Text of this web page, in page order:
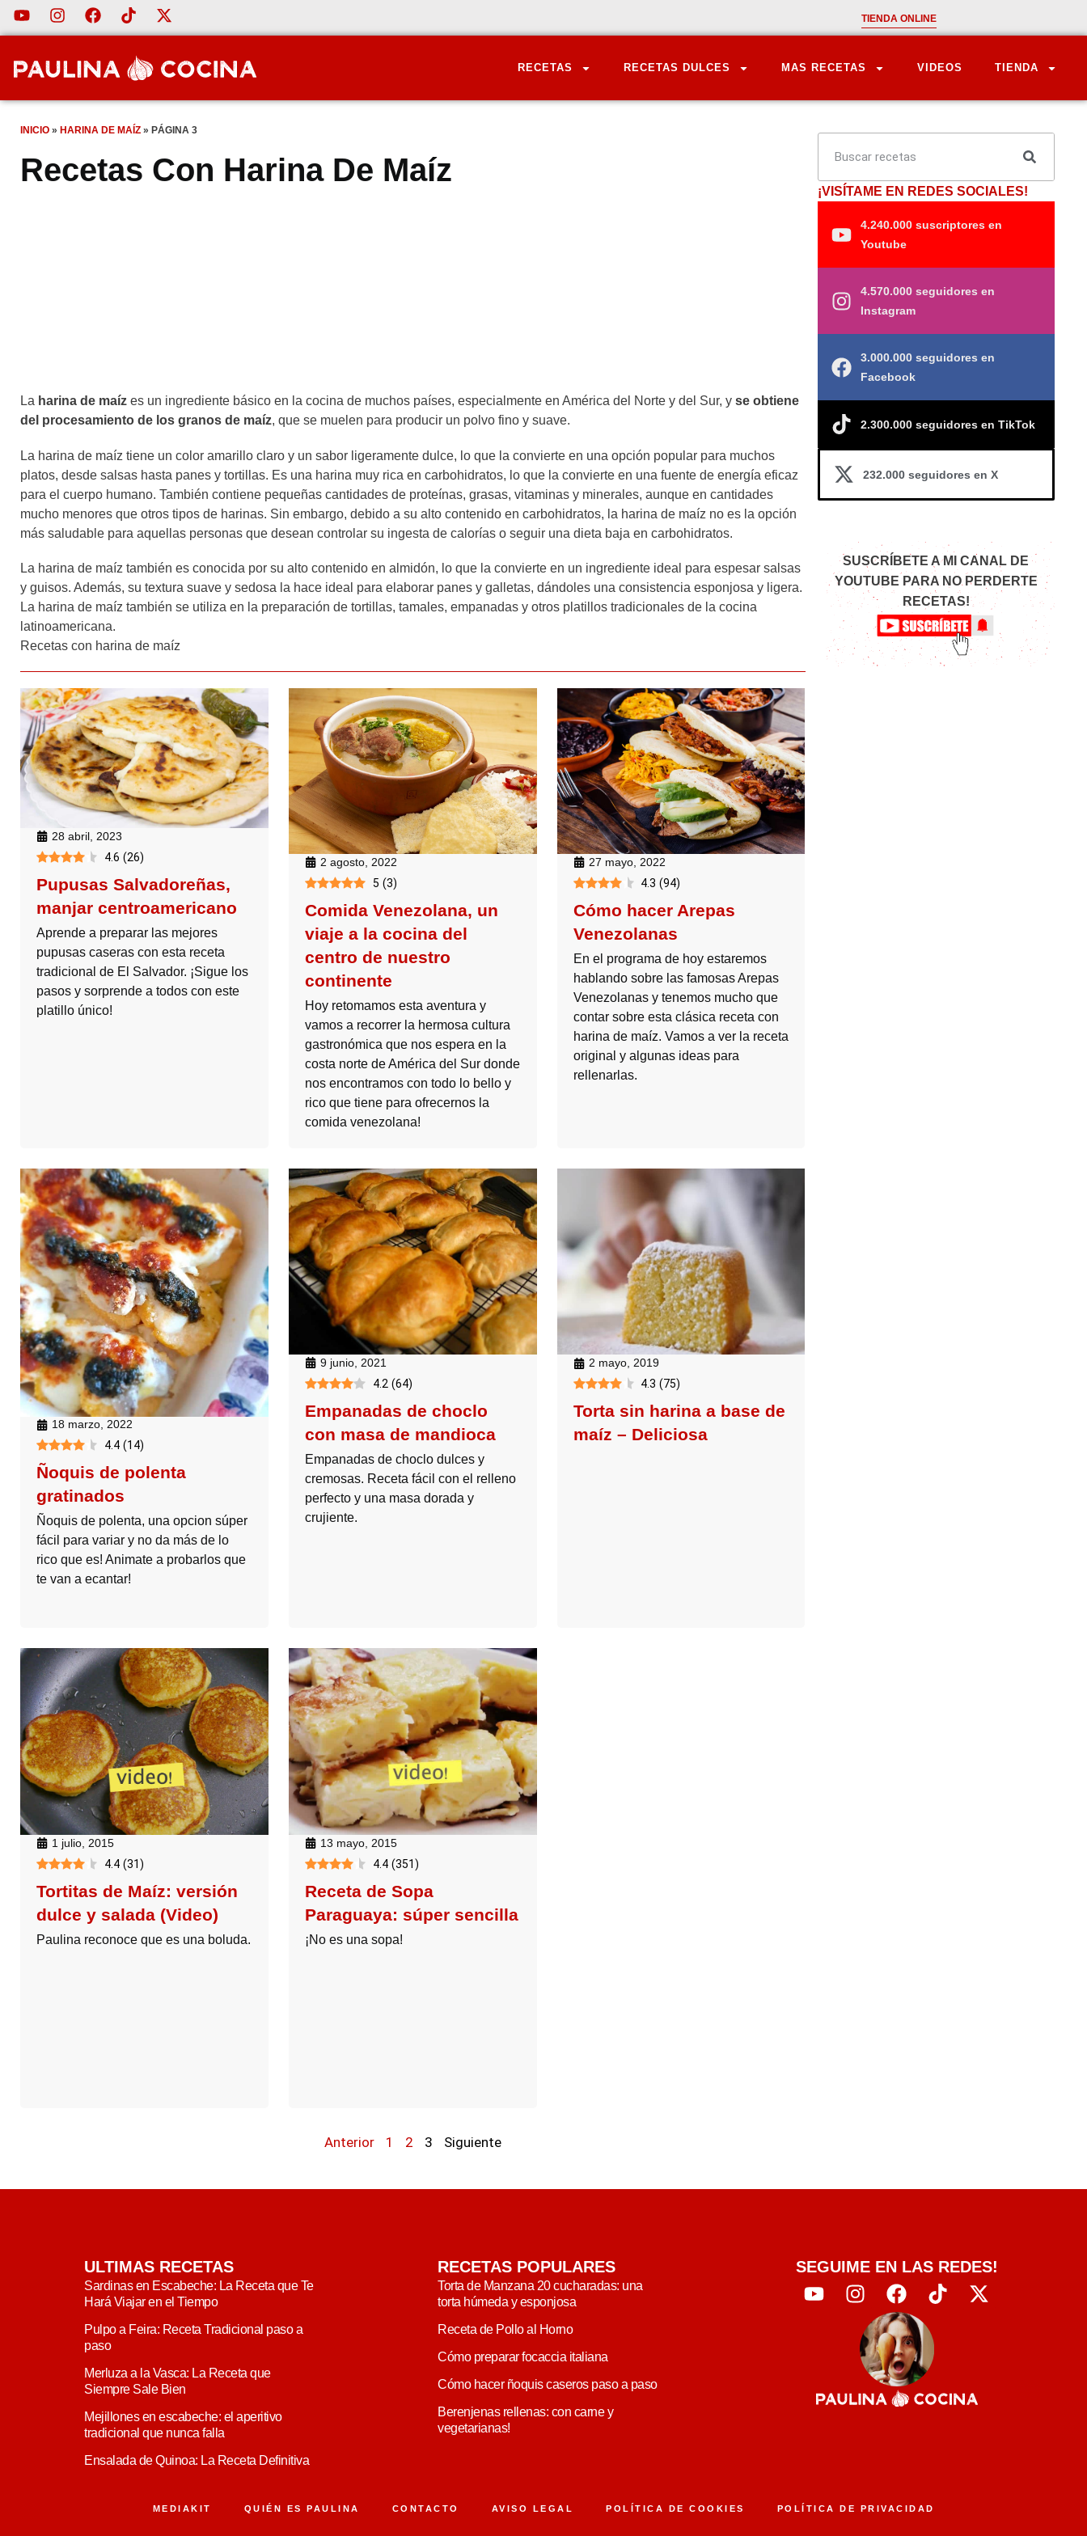
TIENDA ONLINE
RECETAS RECETAS DULCES MAS RECETAS VIDEOS TIENDA
INICIO » HARINA DE MAÍZ » PÁGINA 3
Recetas Con Harina De Maíz
La harina de maíz es un ingrediente básico en la cocina de muchos países, especialmente en América del Norte y del Sur, y se obtiene
del procesamiento de los granos de maíz, que se muelen para producir un polvo fino y suave.
La harina de maíz tiene un color amarillo claro y un sabor ligeramente dulce, lo que la convierte en una opción popular para muchos
platos, desde salsas hasta panes y tortillas. Es una harina muy rica en carbohidratos, lo que la convierte en una fuente de energía eficaz
para el cuerpo humano. También contiene pequeñas cantidades de proteínas, grasas, vitaminas y minerales, aunque en cantidades
mucho menores que otros tipos de harinas. Sin embargo, debido a su alto contenido en carbohidratos, la harina de maíz no es la opción
más saludable para aquellas personas que desean controlar su ingesta de calorías o seguir una dieta baja en carbohidratos.
La harina de maíz también es conocida por su alto contenido en almidón, lo que la convierte en un ingrediente ideal para espesar salsas
y guisos. Además, su textura suave y sedosa la hace ideal para elaborar panes y galletas, dándoles una consistencia esponjosa y ligera.
La harina de maíz también se utiliza en la preparación de tortillas, tamales, empanadas y otros platillos tradicionales de la cocina
latinoamericana.
Recetas con harina de maíz
28 abril, 2023
4.6 (26)
Pupusas Salvadoreñas,
manjar centroamericano
Aprende a preparar las mejores
pupusas caseras con esta receta
tradicional de El Salvador. ¡Sigue los
pasos y sorprende a todos con este
platillo único!
2 agosto, 2022
5 (3)
Comida Venezolana, un
viaje a la cocina del
centro de nuestro
continente
Hoy retomamos esta aventura y
vamos a recorrer la hermosa cultura
gastronómica que nos espera en la
costa norte de América del Sur donde
nos encontramos con todo lo bello y
rico que tiene para ofrecernos la
comida venezolana!
27 mayo, 2022
4.3 (94)
Cómo hacer Arepas
Venezolanas
En el programa de hoy estaremos
hablando sobre las famosas Arepas
Venezolanas y tenemos mucho que
contar sobre esta clásica receta con
harina de maíz. Vamos a ver la receta
original y algunas ideas para
rellenarlas.
18 marzo, 2022
4.4 (14)
Ñoquis de polenta
gratinados
Ñoquis de polenta, una opcion súper
fácil para variar y no da más de lo
rico que es! Animate a probarlos que
te van a ecantar!
9 junio, 2021
4.2 (64)
Empanadas de choclo
con masa de mandioca
Empanadas de choclo dulces y
cremosas. Receta fácil con el relleno
perfecto y una masa dorada y
crujiente.
2 mayo, 2019
4.3 (75)
Torta sin harina a base de
maíz – Deliciosa
1 julio, 2015
4.4 (31)
Tortitas de Maíz: versión
dulce y salada (Video)
Paulina reconoce que es una boluda.
13 mayo, 2015
4.4 (351)
Receta de Sopa
Paraguaya: súper sencilla
¡No es una sopa!
Anterior 1 2 3 Siguiente
¡VISÍTAME EN REDES SOCIALES!
4.240.000 suscriptores en
Youtube
4.570.000 seguidores en
Instagram
3.000.000 seguidores en
Facebook
2.300.000 seguidores en TikTok
232.000 seguidores en X
SUSCRÍBETE A MI CANAL DE
YOUTUBE PARA NO PERDERTE
RECETAS!
ULTIMAS RECETAS
Sardinas en Escabeche: La Receta que Te
Hará Viajar en el Tiempo
Pulpo a Feira: Receta Tradicional paso a
paso
Merluza a la Vasca: La Receta que
Siempre Sale Bien
Mejillones en escabeche: el aperitivo
tradicional que nunca falla
Ensalada de Quinoa: La Receta Definitiva
RECETAS POPULARES
Torta de Manzana 20 cucharadas: una
torta húmeda y esponjosa
Receta de Pollo al Horno
Cómo preparar focaccia italiana
Cómo hacer ñoquis caseros paso a paso
Berenjenas rellenas: con carne y
vegetarianas!
SEGUIME EN LAS REDES!
MEDIAKIT QUIÉN ES PAULINA CONTACTO AVISO LEGAL POLÍTICA DE COOKIES POLÍTICA DE PRIVACIDAD